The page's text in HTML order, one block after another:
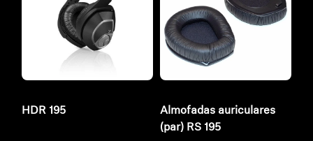
HDR 195
Almofadas auriculares
(par) RS 195